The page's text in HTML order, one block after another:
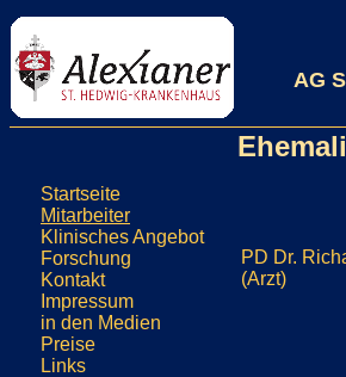
AG
Startseite
Mitarbeiter
Klinisches Angebot
Forschung
Kontakt
Impressum
in den Medien
Preise
Links
PD Dr.
(Arzt)